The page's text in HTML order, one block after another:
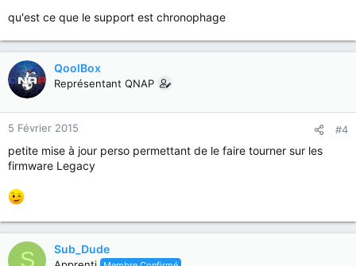
qu'est ce que le support est chronophage
QoolBox
Représentant QNAP
5 Février 2015 #4
petite mise à jour perso permettant de le faire tourner sur les
firmware Legacy
S Sub_Dude